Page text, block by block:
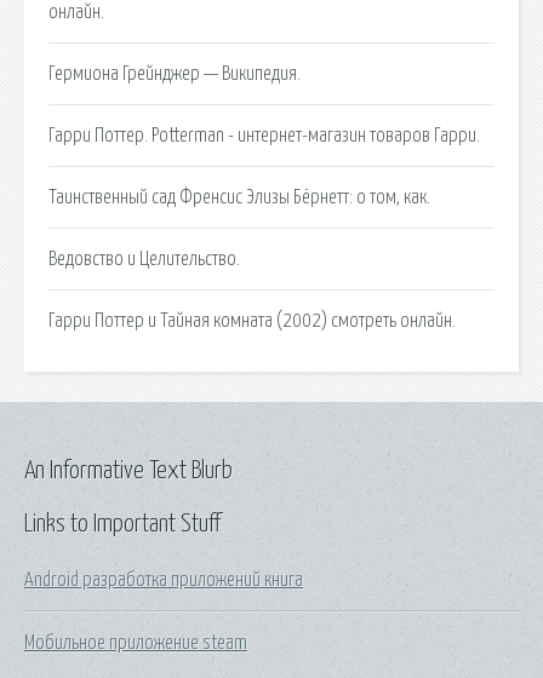
онлайн.
Гермиона Грейнджер — Википедия.
Гарри Поттер. Potterman - интернет-магазин товаров Гарри.
Таинственный сад Френсис Элизы Бёрнетт: о том, как.
Ведовство и Целительство.
Гарри Поттер и Тайная комната (2002) смотреть онлайн.
Links to Important Stuff
Android разработка приложений книга
Мобильное приложение steam
An Informative Text Blurb